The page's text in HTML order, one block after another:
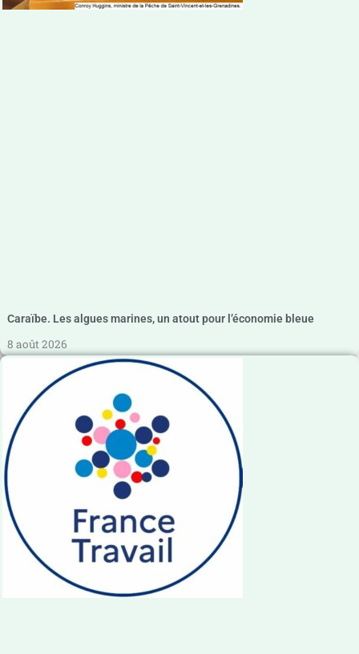
Caraïbe. Les algues marines, un atout pour l’économie bleue
8 août 2026